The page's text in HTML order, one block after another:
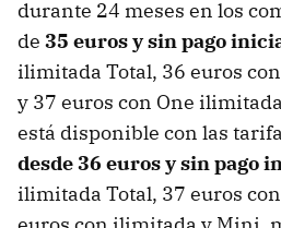
durante 24 meses en los
de 35 euros y sin pago
ilimitada Total, 36 euros
y 37 euros con One
está disponible con las
desde 36 euros y sin pago
ilimitada Total, 37 euros